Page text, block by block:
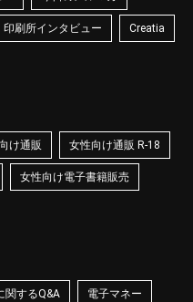
印刷所インタビュー Creatia
け通販 女性向け通販 R-18
女性向け電子書籍販売
関するQ&A 電子マネー